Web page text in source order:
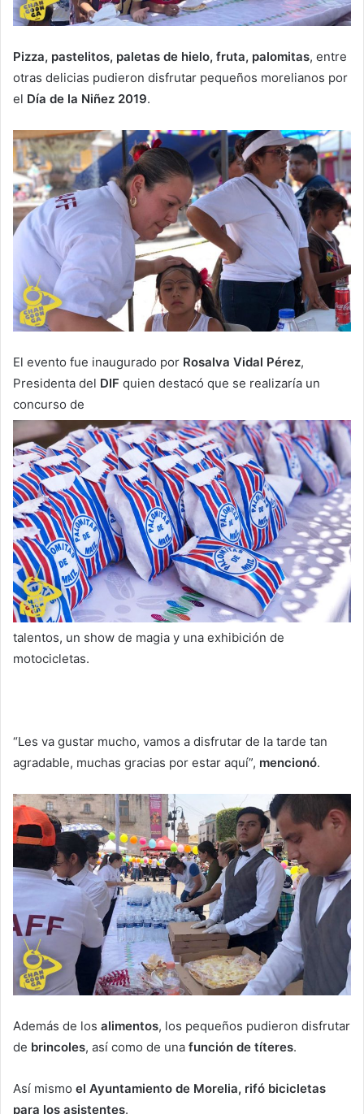
Pizza, pastelitos, paletas de hielo, fruta, palomitas, entre
otras delicias pudieron disfrutar pequeños morelianos por
el Día de la Niñez 2019.
El evento fue inaugurado por Rosalva Vidal Pérez,
Presidenta del DIF quien destacó que se realizaría un
concurso de
talentos, un show de magia y una exhibición de
motocicletas.
“Les va gustar mucho, vamos a disfrutar de la tarde tan
agradable, muchas gracias por estar aquí”, mencionó.
Además de los alimentos, los pequeños pudieron disfrutar
de brincoles, así como de una función de títeres.
Así mismo el Ayuntamiento de Morelia, rifó bicicletas
para los asistentes.